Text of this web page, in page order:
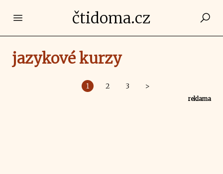
Open main menučtidoma.cz
jazykové kurzy
1 2 3 >
reklama